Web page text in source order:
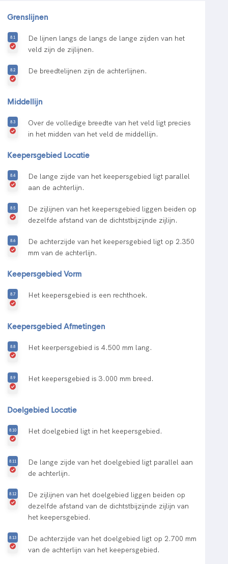
Grenslijnen
De lijnen langs de langs de lange zijden van het
veld zijn de zijlijnen.
De breedtelijnen zijn de achterlijnen.
Middellijn
Over de volledige breedte van het veld ligt precies
in het midden van het veld de middellijn.
Keepersgebied Locatie
De lange zijde van het keepersgebied ligt parallel
aan de achterlijn.
De zijlijnen van het keepersgebied liggen beiden op
dezelfde afstand van de dichtstbijzijnde zijlijn.
De achterzijde van het keepersgebied ligt op 2.350
mm van de achterlijn.
Keepersgebied Vorm
Het keepersgebied is een rechthoek.
Keepersgebied Afmetingen
Het keerpersgebied is 4.500 mm lang.
Het keepersgebied is 3.000 mm breed.
Doelgebied Locatie
Het doelgebied ligt in het keepersgebied.
De lange zijde van het doelgebied ligt parallel aan
de achterlijn.
De zijlijnen van het doelgebied liggen beiden op
dezelfde afstand van de dichtstbijzijnde zijlijn van
het keepersgebied.
De achterzijde van het doelgebied ligt op 2.700 mm
van de achterlijn van het keepersgebied.